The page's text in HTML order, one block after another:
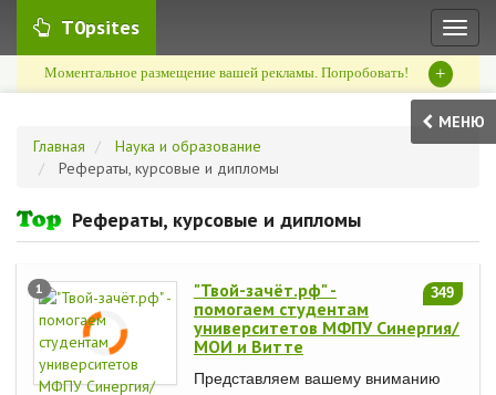
T0psites
Моментальное размещение вашей рекламы. Попробовать! +
МЕНЮ
Главная
Наука и образование
Рефераты, курсовые и дипломы
Рефераты, курсовые и дипломы
1 349
"Твой-зачёт.рф" -
помогаем студентам
университетов МФПУ Синергия/
МОИ и Витте
Представляем вашему вниманию